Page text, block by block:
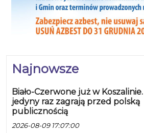
Najnowsze
Biało-Czerwone już w
jedyny raz zagrają przed polską
publicznością
2026-08-09 17:07:00